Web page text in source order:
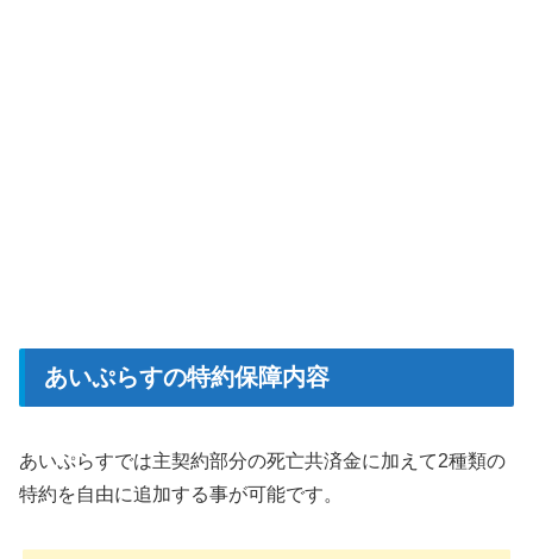
あいぷらすの特約保障内容
あいぷらすでは主契約部分の死亡共済金に加えて2種類の
特約を自由に追加する事が可能です。